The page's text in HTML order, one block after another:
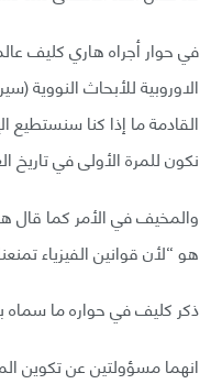
في حوار أجراه هاري كليف
الاوروبية للأبحاث النووية
القادمة ما إذا كنا سنستطيع
نكون للمرة الأولى في تاريخ
والمخيف في الأمر كما
هو “لأن قوانين الفيزياء
ذكر كليف في حواره ما سماه
انهما مسؤولتين عن تكوين